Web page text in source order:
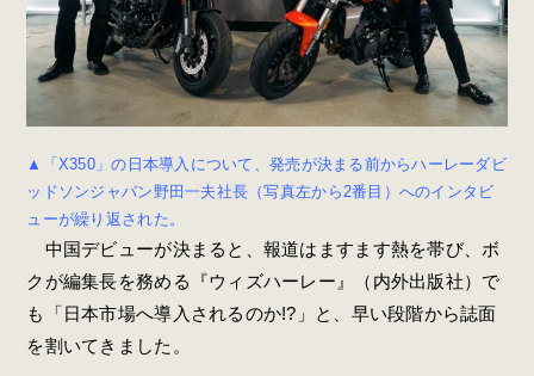
▲「X350」の日本導入について、発売が決まる前からハーレーダビ
ッドソンジャパン野田一夫社長（写真左から2番目）へのインタビ
ューが繰り返された。
中国デビューが決まると、報道はますます熱を帯び、ボ
クが編集長を務める『ウィズハーレー』（内外出版社）で
も「日本市場へ導入されるのか!?」と、早い段階から誌面
を割いてきました。